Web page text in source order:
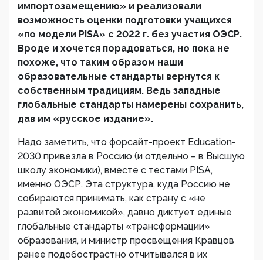
импортозамещению» и реализовали
возможность оценки подготовки учащихся
«по модели PISA» с 2022 г. без участия ОЭСР.
Вроде и хочется порадоваться, но пока не
похоже, что таким образом наши
образовательные стандарты вернутся к
собственным традициям. Ведь западные
глобальные стандарты намерены сохранить,
дав им «русское издание».
Надо заметить, что форсайт-проект Education-
2030 привезла в Россию (и отдельно – в Высшую
школу экономики), вместе с тестами PISA,
именно ОЭСР. Эта структура, куда Россию не
собираются принимать, как страну с «не
развитой экономикой», давно диктует единые
глобальные стандарты «трансформации»
образования, и министр просвещения Кравцов
ранее подобострастно отчитывался в их